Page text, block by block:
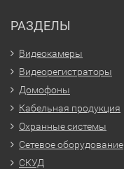
РАЗДЕЛЫ
Видеокамеры
Видеорегистраторы
Домофоны
Кабельная продукция
Охранные системы
Сетевое оборудование
СКУД